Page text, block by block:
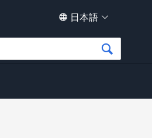
日本語